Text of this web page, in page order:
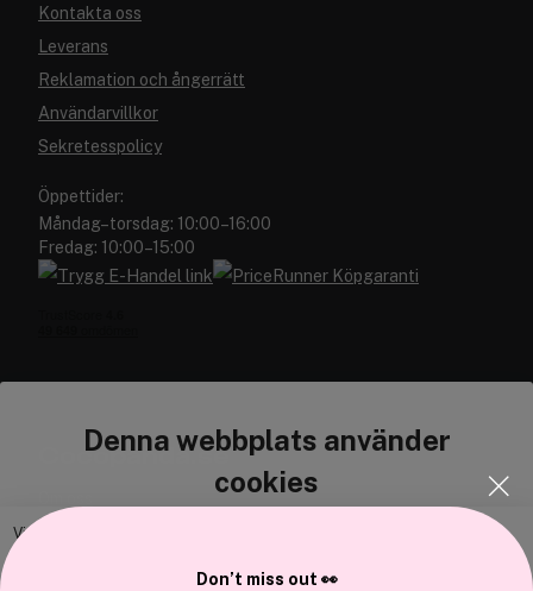
Denna webbplats använder
cookies
Vi använder enhetsidentifierare för att anpassa innehållet och
Kontakta oss
Leverans
Reklamation och ångerrätt
Användarvillkor
Sekretesspolicy
Öppettider:
Måndag–torsdag: 10:00–16:00
Fredag: 10:00–15:00
Cocopanda.se
Don’t miss out 👀